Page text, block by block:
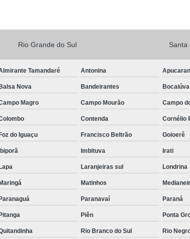
Rio Grande do Sul Santa
Tamandaré Antonina
Balsa Nova Bandeirantes Bocaiúva
Magro Campo Mourão Campo
Contenda Cornélio
Foz do Iguaçu Francisco Beltrão Goioerê
Ibiporã Imbituva Irati
Lapa Laranjeiras sul Londrina
Maringá Matinhos
Paranaguá Paranavaí Paraná
Pitanga Piên Ponta
Rio Branco do Sul Rio